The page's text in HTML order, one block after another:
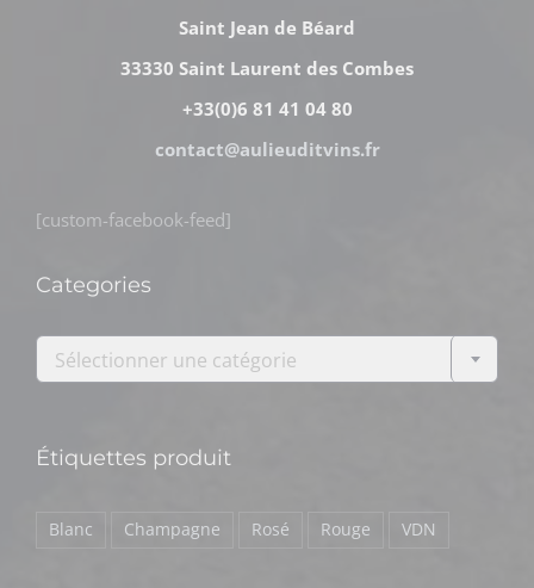
Saint Jean de Béard
33330 Saint Laurent des Combes
+33(0)6 81 41 04 80
contact@aulieuditvins.fr
[custom-facebook-feed]
Categories
Sélectionner une catégorie
Étiquettes produit
Blanc Champagne Rosé Rouge VDN